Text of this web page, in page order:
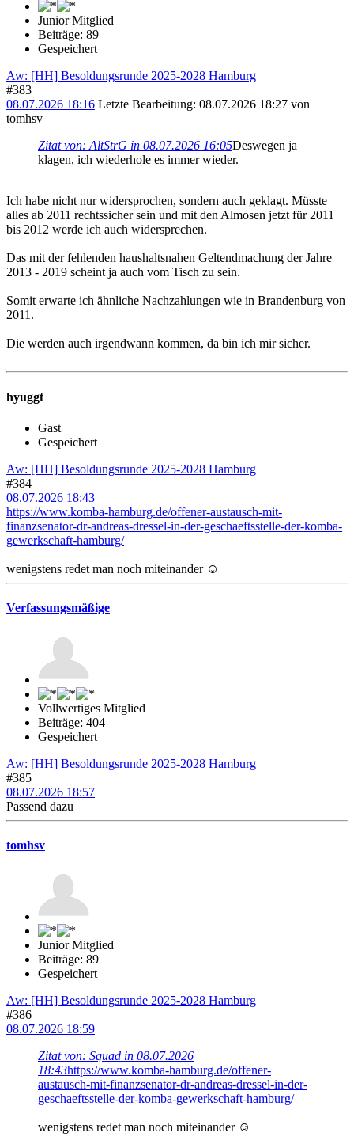
Junior Mitglied
Beiträge: 89
Gespeichert
Aw: [HH] Besoldungsrunde 2025-2028 Hamburg
#383
08.07.2026 18:16 Letzte Bearbeitung: 08.07.2026 18:27 von
tomhsv
Zitat von: AltStrG in 08.07.2026 16:05Deswegen ja
klagen, ich wiederhole es immer wieder.
Ich habe nicht nur widersprochen, sondern auch geklagt. Müsste
alles ab 2011 rechtssicher sein und mit den Almosen jetzt für 2011
bis 2012 werde ich auch widersprechen.
Das mit der fehlenden haushaltsnahen Geltendmachung der Jahre
2013 - 2019 scheint ja auch vom Tisch zu sein.
Somit erwarte ich ähnliche Nachzahlungen wie in Brandenburg von
2011.
Die werden auch irgendwann kommen, da bin ich mir sicher.
hyuggt
Gast
Gespeichert
Aw: [HH] Besoldungsrunde 2025-2028 Hamburg
#384
08.07.2026 18:43
https://www.komba-hamburg.de/offener-austausch-mit-
finanzsenator-dr-andreas-dressel-in-der-geschaeftsstelle-der-komba-
gewerkschaft-hamburg/
wenigstens redet man noch miteinander ☺️
Verfassungsmäßige
Vollwertiges Mitglied
Beiträge: 404
Gespeichert
Aw: [HH] Besoldungsrunde 2025-2028 Hamburg
#385
08.07.2026 18:57
Passend dazu
tomhsv
Junior Mitglied
Beiträge: 89
Gespeichert
Aw: [HH] Besoldungsrunde 2025-2028 Hamburg
#386
08.07.2026 18:59
Zitat von: Squad in 08.07.2026
18:43https://www.komba-hamburg.de/offener-
austausch-mit-finanzsenator-dr-andreas-dressel-in-der-
geschaeftsstelle-der-komba-gewerkschaft-hamburg/
wenigstens redet man noch miteinander ☺️